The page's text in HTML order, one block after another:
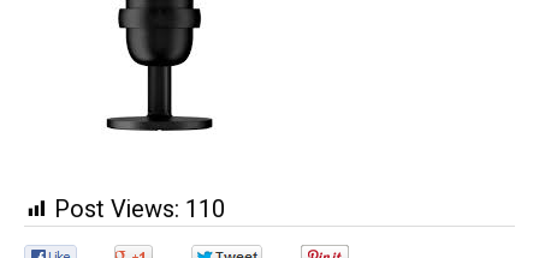
Post Views: 110